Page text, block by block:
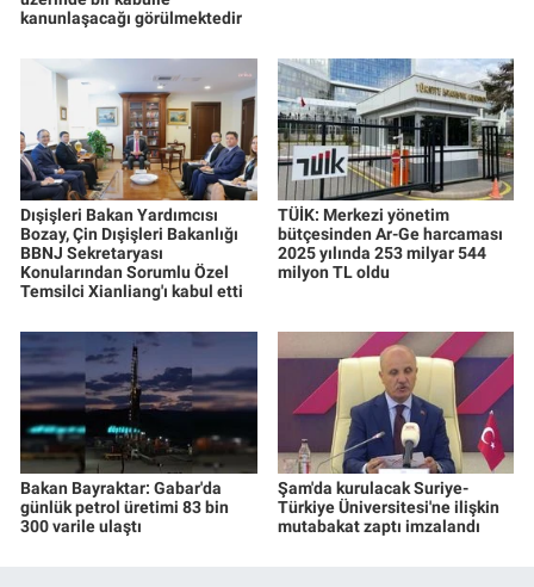
kanunlaşacağı görülmektedir
Dışişleri Bakan Yardımcısı
Bozay, Çin Dışişleri Bakanlığı
BBNJ Sekretaryası
Konularından Sorumlu Özel
Temsilci Xianliang'ı kabul etti
TÜİK: Merkezi yönetim
bütçesinden Ar-Ge harcaması
2025 yılında 253 milyar 544
milyon TL oldu
Bakan Bayraktar: Gabar'da
günlük petrol üretimi 83 bin
300 varile ulaştı
Şam'da kurulacak Suriye-
Türkiye Üniversitesi'ne ilişkin
mutabakat zaptı imzalandı